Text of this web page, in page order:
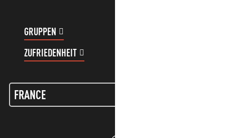
GRUPPEN
ZUFRIEDENHEIT